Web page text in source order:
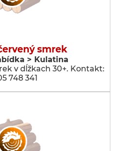
smrek
> Kulatina
v dĺžkach 30+. Kontakt:
748 341